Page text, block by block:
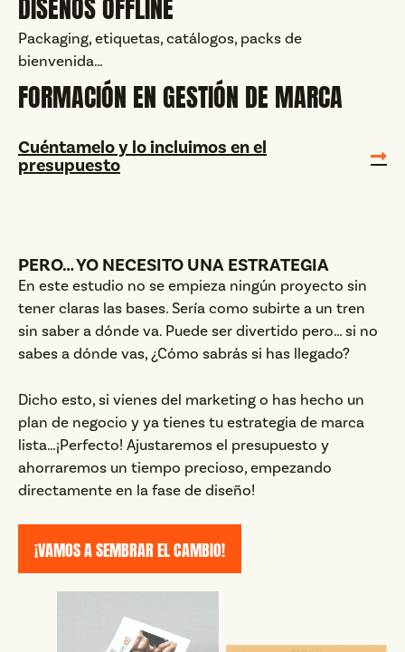
Packaging, etiquetas, catálogos, packs de
bienvenida…
FORMACIÓN EN GESTIÓN DE MARCA
Cuéntamelo y lo incluimos en el
presupuesto
PERO… YO NECESITO UNA ESTRATEGIA
En este estudio no se empieza ningún proyecto sin
tener claras las bases. Sería como subirte a un tren
sin saber a dónde va. Puede ser divertido pero… si no
sabes a dónde vas, ¿Cómo sabrás si has llegado?
Dicho esto, si vienes del marketing o has hecho un
plan de negocio y ya tienes tu estrategia de marca
lista…¡Perfecto! Ajustaremos el presupuesto y
ahorraremos un tiempo precioso, empezando
directamente en la fase de diseño!
¡VAMOS A SEMBRAR EL CAMBIO!